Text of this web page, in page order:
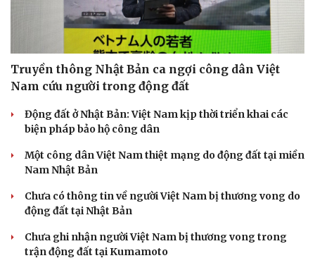
Doanh nghiệp
Thông tin doanh nghiệp
Doanh nhân
Vì cộng đồng
Công nghệ
Sành điệu
Trải nghiệm
Truyền thông Nhật Bản ca ngợi công dân Việt
Nam cứu người trong động đất
Động đất ở Nhật Bản: Việt Nam kịp thời triển khai các
biện pháp bảo hộ công dân
Một công dân Việt Nam thiệt mạng do động đất tại miền
Nam Nhật Bản
Chưa có thông tin về người Việt Nam bị thương vong do
động đất tại Nhật Bản
Chưa ghi nhận người Việt Nam bị thương vong trong
trận động đất tại Kumamoto